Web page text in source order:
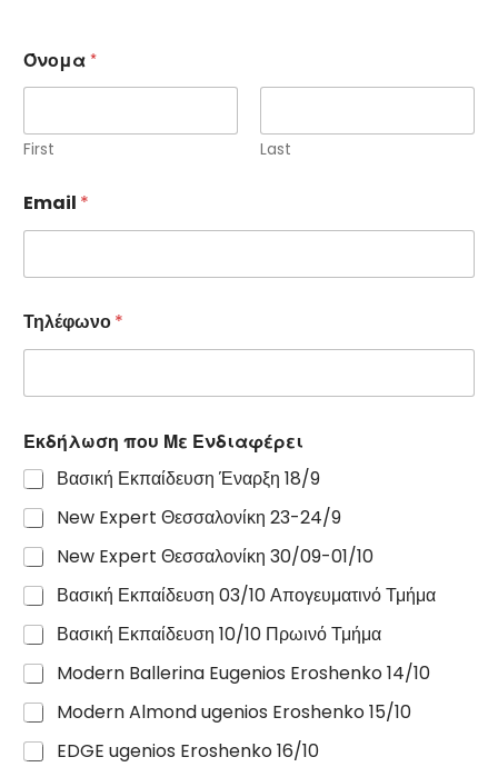
Όνομα*
First Last
Email *
Τηλέφωνο*
Εκδήλωση που Με Ενδιαφέρει
Βασική Εκπαίδευση Έναρξη 18/9
New Expert Θεσσαλονίκη 23-24/9
New Expert Θεσσαλονίκη 30/09-01/10
Βασική Εκπαίδευση 03/10 Απογευματινό Τμήμα
Βασική Εκπαίδευση 10/10 Πρωινό Τμήμα
Modern Ballerina Eugenios Eroshenko 14/10
Modern Almond ugenios Eroshenko 15/10
EDGE ugenios Eroshenko 16/10